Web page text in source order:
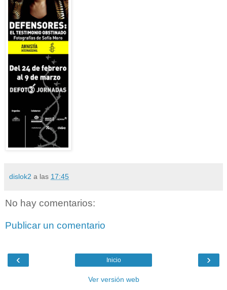
dislok2 a las 17:45
No hay comentarios:
Publicar un comentario
‹ ›
Inicio
Ver versión web